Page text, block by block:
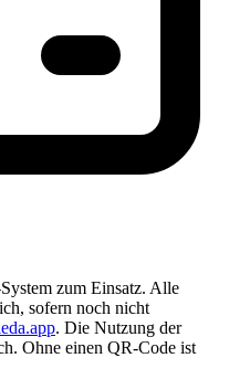
zum Einsatz. Alle
sofern noch nicht
. Die Nutzung der
Ohne einen QR-Code ist